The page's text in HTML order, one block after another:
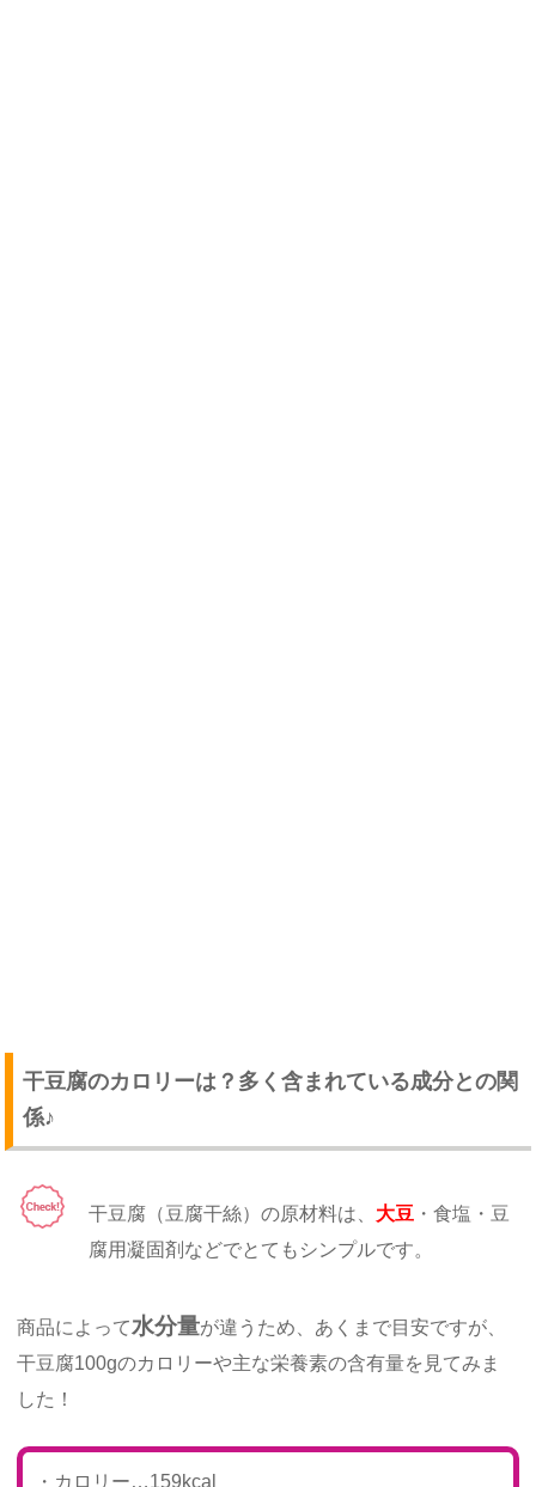
干豆腐のカロリーは？多く含まれている成分との関
係♪
干豆腐（豆腐干絲）の原材料は、 大豆 ・食塩・豆
腐用凝固剤などでとてもシンプルです。
商品によって水分量が違うため、あくまで目安ですが、
干豆腐100gのカロリーや主な栄養素の含有量を見てみま
した！
・カロリー…159kcal